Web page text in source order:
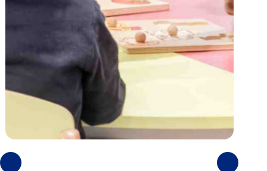
Photos
Photos